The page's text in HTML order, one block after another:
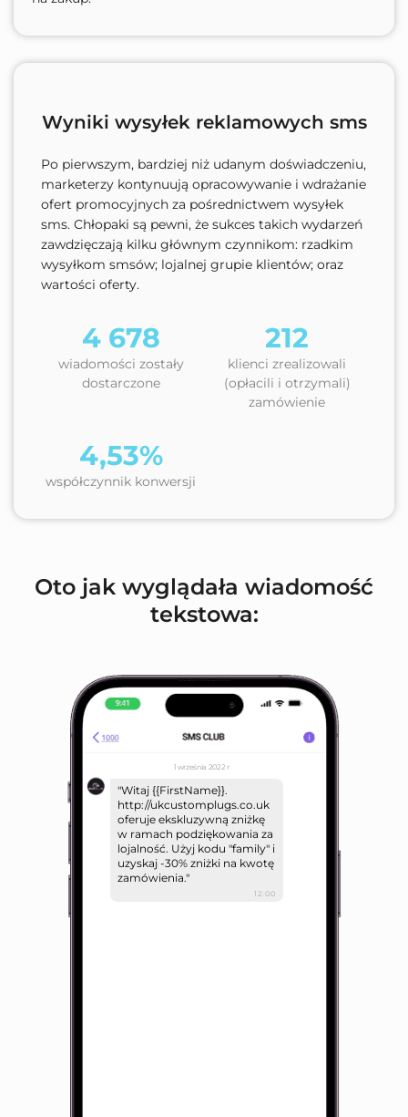
Wyniki wysyłek reklamowych sms
Po pierwszym, bardziej niż udanym doświadczeniu,
marketerzy kontynuują opracowywanie i wdrażanie
ofert promocyjnych za pośrednictwem wysyłek
sms. Chłopaki są pewni, że sukces takich wydarzeń
zawdzięczają kilku głównym czynnikom: rzadkim
wysyłkom smsów; lojalnej grupie klientów; oraz
wartości oferty.
4 678
wiadomości zostały
dostarczone
212
klienci zrealizowali
(opłacili i otrzymali)
zamówienie
4,53%
współczynnik konwersji
Oto jak wyglądała wiadomość
tekstowa:
1 września 2022 r
"Witaj {{FirstName}}.
http://ukcustomplugs.co.uk
oferuje ekskluzywną zniżkę
w ramach podziękowania za
lojalność. Użyj kodu "family" i
uzyskaj -30% zniżki na kwotę
zamówienia."
12:00